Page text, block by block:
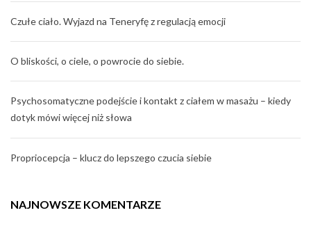
Czułe ciało. Wyjazd na Teneryfę z regulacją emocji
O bliskości, o ciele, o powrocie do siebie.
Psychosomatyczne podejście i kontakt z ciałem w masażu – kiedy
dotyk mówi więcej niż słowa
Propriocepcja – klucz do lepszego czucia siebie
NAJNOWSZE KOMENTARZE